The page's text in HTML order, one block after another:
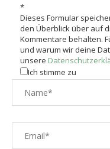
*
Dieses Formular
den Überblick über auf
Kommentare behalten.
und warum wir deine
unsere
Ich stimme zu